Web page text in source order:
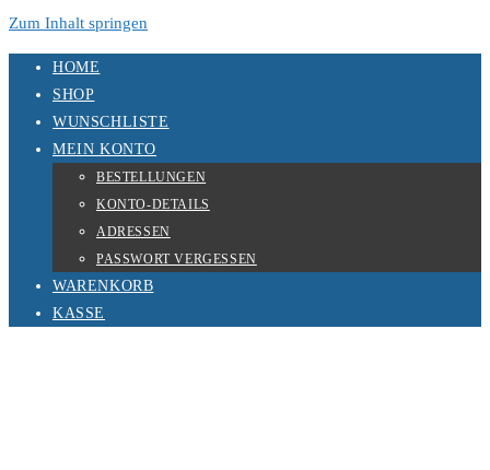
Zum Inhalt springen
HOME
SHOP
WUNSCHLISTE
MEIN KONTO
BESTELLUNGEN
KONTO-DETAILS
ADRESSEN
PASSWORT VERGESSEN
WARENKORB
KASSE